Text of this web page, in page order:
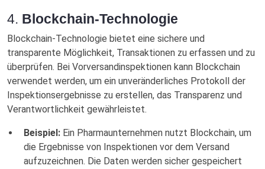
4. Blockchain-Technologie
Blockchain-Technologie bietet eine sichere und
transparente Möglichkeit, Transaktionen zu erfassen und zu
überprüfen. Bei Vorversandinspektionen kann Blockchain
verwendet werden, um ein unveränderliches Protokoll der
Inspektionsergebnisse zu erstellen, das Transparenz und
Verantwortlichkeit gewährleistet.
Beispiel: Ein Pharmaunternehmen nutzt Blockchain, um
die Ergebnisse von Inspektionen vor dem Versand
aufzuzeichnen. Die Daten werden sicher gespeichert